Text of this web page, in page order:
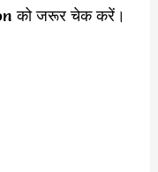
को जरूर चेक करें।